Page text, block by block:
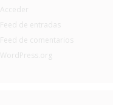
Acceder
Feed de entradas
Feed de comentarios
WordPress.org